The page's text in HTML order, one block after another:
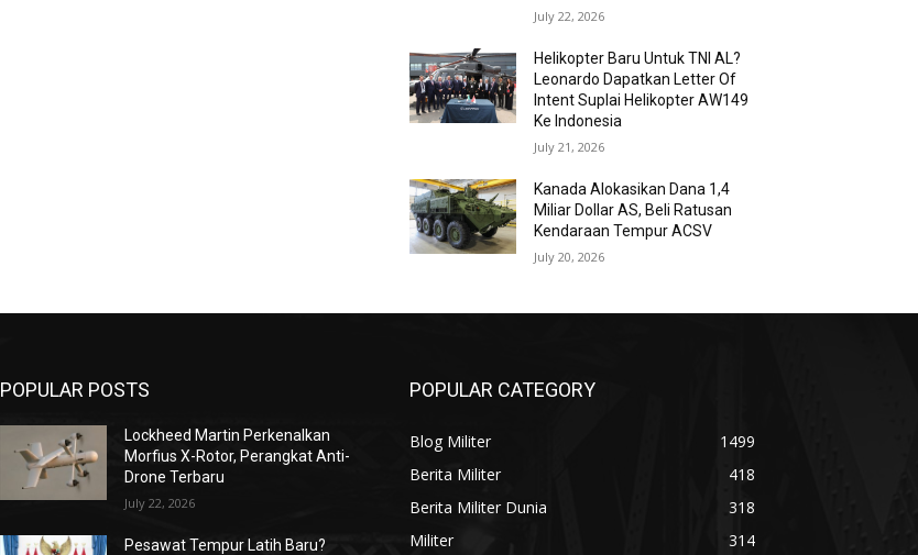
July 22, 2026
Helikopter Baru Untuk TNI AL?
Leonardo Dapatkan Letter Of
Intent Suplai Helikopter AW149
Ke Indonesia
July 21, 2026
Kanada Alokasikan Dana 1,4
Miliar Dollar AS, Beli Ratusan
Kendaraan Tempur ACSV
July 20, 2026
POPULAR POSTS
Lockheed Martin Perkenalkan
Morfius X-Rotor, Perangkat Anti-
Drone Terbaru
July 22, 2026
Pesawat Tempur Latih Baru?
POPULAR CATEGORY
Blog Militer
1499
Berita Militer
418
Berita Militer Dunia
318
Militer
314